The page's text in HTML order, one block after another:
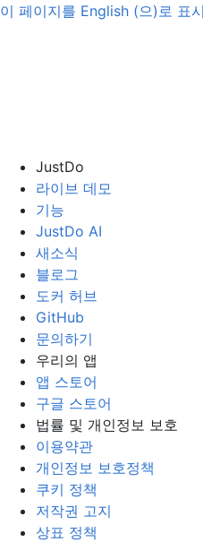
이 페이지를 English (으)로 표
JustDo
라이브 데모
기능
JustDo AI
새소식
블로그
도커 허브
GitHub
문의하기
우리의 앱
앱 스토어
구글 스토어
법률 및 개인정보 보호
이용약관
개인정보 보호정책
쿠키 정책
저작권 고지
상표 정책